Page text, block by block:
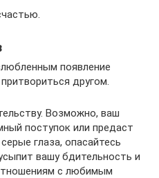
появление
другом.
Возможно, ваш
поступок или предаст
глаза, опасайтесь
вашу бдительность и
с любимым